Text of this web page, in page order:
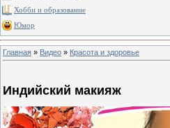
Хобби и образование
Юмор
Главная » Видео » Красота и здоровье
Индийский макияж